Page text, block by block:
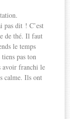
pas dit ! C’est
de thé. Il faut
le temps
pas ton
avoir franchi le
calme. Ils ont